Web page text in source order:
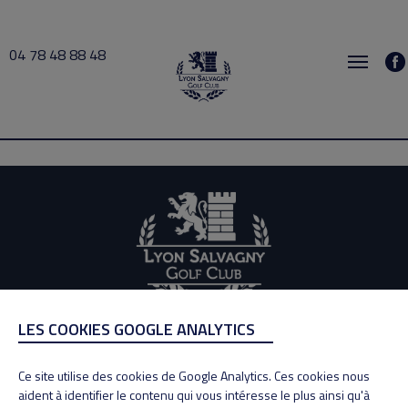
04 78 48 88 48
Buisson 2020-10-24 12:30 → 2020-10-24 13:00
ADRESSE
69890 La Tour de Salvagny
Tél : 04 78 48 88 48
LES COOKIES GOOGLE ANALYTICS
Ce site utilise des cookies de Google Analytics. Ces cookies nous
aident à identifier le contenu qui vous intéresse le plus ainsi qu'à